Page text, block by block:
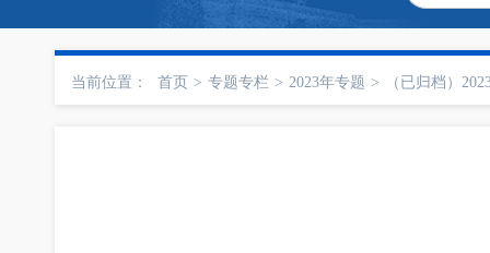
当前位置： 首页 > 专题专栏 > 2023年专题 > （已归档）